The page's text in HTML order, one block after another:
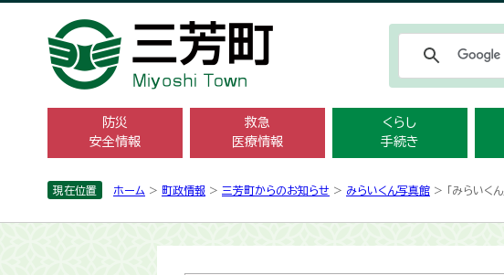
防災
安全情報
救急
医療情報
くらし
手続き
現在位置 ホーム > 町政情報 > 三芳町からのお知らせ > みらいくん写真館 > 「みらいく